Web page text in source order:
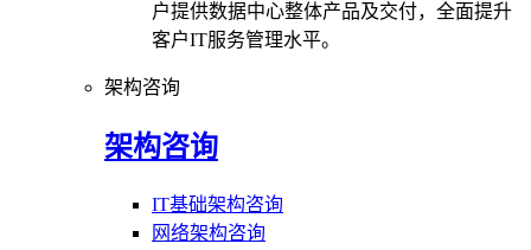
户提供数据中心整体产品及交付，全面提升
客户IT服务管理水平。
架构咨询
架构咨询
IT基础架构咨询
网络架构咨询